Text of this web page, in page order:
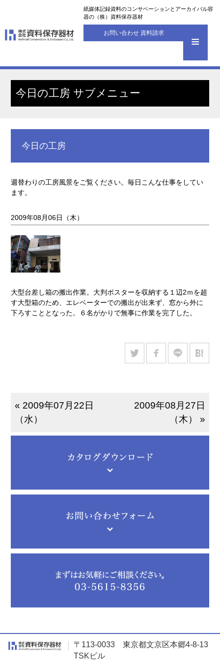
紙媒体記録資料のコンサベーションとアーカイバル容
器の（株）資料保存器材
お問い合わせ 資料請求
今日の工房 サブメニュー
今日の工房
週替わりの工房風景をご覧ください。毎日こんな仕事をしてい
ます。
2009年08月06日（木）
大型台差し箱の搬出作業。大判ポスターを収納する１辺2ｍを超
す大型箱のため、エレベーターでの搬出が出来ず、窓から外に
下ろすこととなった。６名がかりで無事に作業を完了した。
« 2009年07月22日
（水）
2009年08月27日
（木） »
〒113-0033 東京都文京区本郷4-8-13
TSKビル